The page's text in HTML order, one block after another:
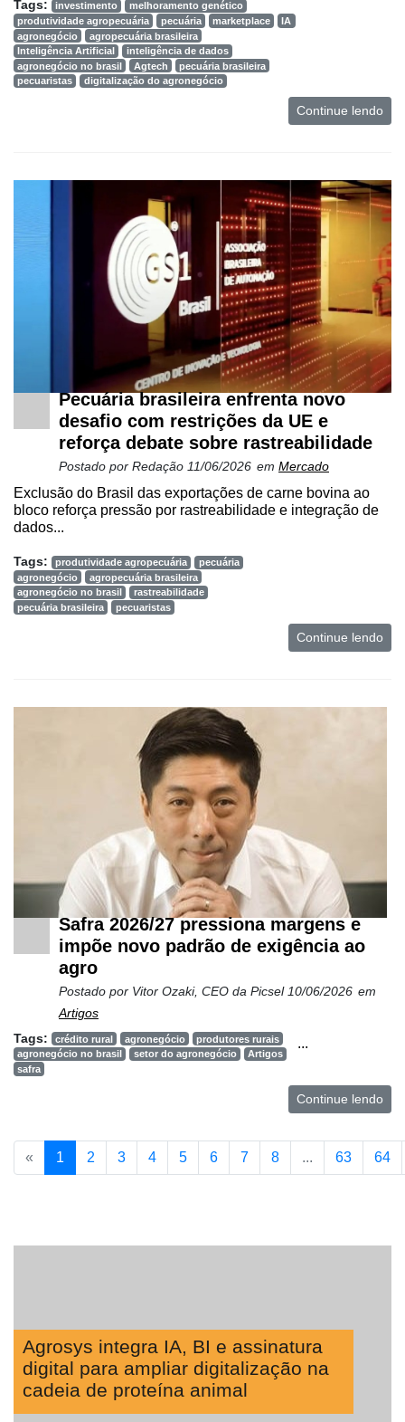
Tags: investimento
melhoramento genético
produtividade agropecuária
pecuária marketplace
IA
agronegócio
agropecuária brasileira
Inteligência Artificial
inteligência de dados
agronegócio no brasil
Agtech
pecuária brasileira
pecuaristas
digitalização do agronegócio
Continue lendo
Pecuária brasileira enfrenta novo
desafio com restrições da UE e
reforça debate sobre rastreabilidade
Postado por Redação 11/06/2026 em Mercado
Exclusão do Brasil das exportações de carne bovina ao
bloco reforça pressão por rastreabilidade e integração de
dados...
Tags: produtividade agropecuária
pecuária
agronegócio
agropecuária brasileira
agronegócio no brasil
rastreabilidade
pecuária brasileira
pecuaristas
Continue lendo
Safra 2026/27 pressiona margens e
impõe novo padrão de exigência ao
agro
Postado por Vitor Ozaki, CEO da Picsel 10/06/2026 em
Artigos
...
Tags: crédito rural agronegócio
produtores rurais
agronegócio no brasil
setor do agronegócio
Artigos
safra
Continue lendo
« 1 2 3 4 5 6 7 8 ... 63 64
Agrosys integra IA, BI e assinatura
digital para ampliar digitalização na
cadeia de proteína animal